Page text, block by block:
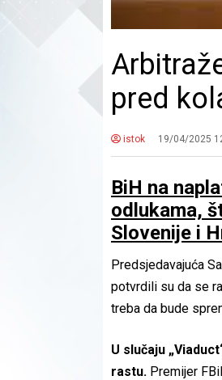
pred
istok 19/04/2025
BiH na
odlukama,
Slovenije i
Predsjedavajuća
potvrdili su da se
treba da bude
U slučaju
rastu. Premijer